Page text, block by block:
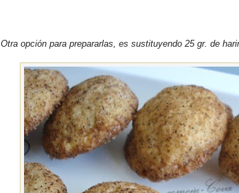
Otra opción para prepararlas, es sustituyendo 25 gr. de